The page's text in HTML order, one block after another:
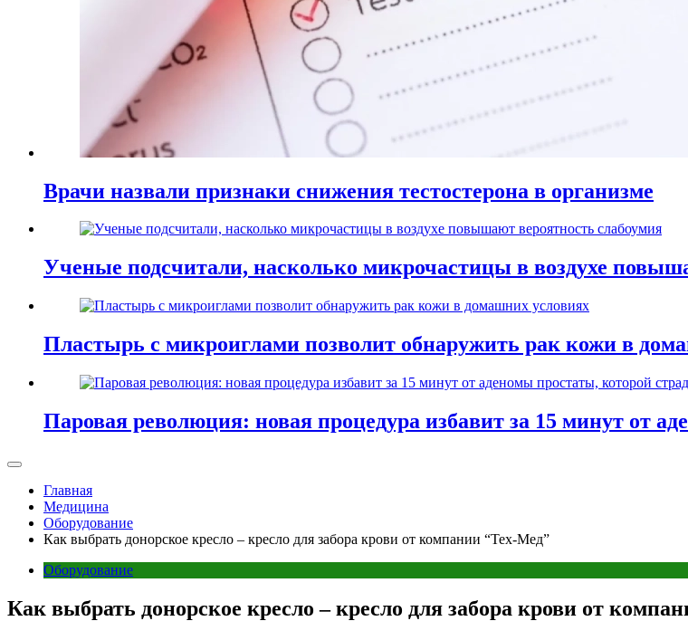
Врачи назвали признаки снижения тестостерона в организме
Ученые подсчитали, насколько микрочастицы в воздухе
Пластырь с микроиглами позволит обнаружить рак кожи в
Паровая революция: новая процедура избавит за 15 минут от
Главная
Медицина
Оборудование
Как выбрать донорское кресло – кресло для забора крови от компании “Тех-Мед”
Оборудование
Как выбрать донорское кресло – кресло для забора крови от